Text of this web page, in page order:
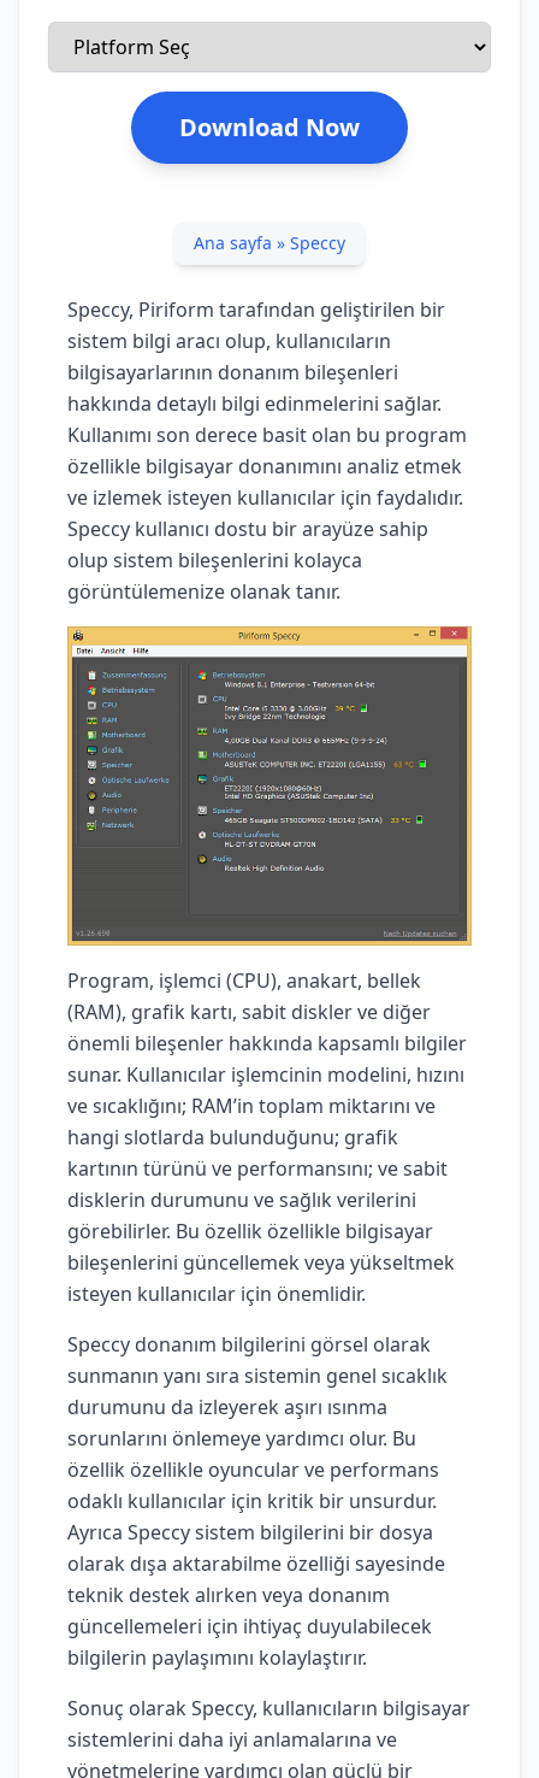
Download Now
Ana sayfa » Speccy
Speccy, Piriform tarafından geliştirilen bir
sistem bilgi aracı olup, kullanıcıların
bilgisayarlarının donanım bileşenleri
hakkında detaylı bilgi edinmelerini sağlar.
Kullanımı son derece basit olan bu program
özellikle bilgisayar donanımını analiz etmek
ve izlemek isteyen kullanıcılar için faydalıdır.
Speccy kullanıcı dostu bir arayüze sahip
olup sistem bileşenlerini kolayca
görüntülemenize olanak tanır.
Program, işlemci (CPU), anakart, bellek
(RAM), grafik kartı, sabit diskler ve diğer
önemli bileşenler hakkında kapsamlı bilgiler
sunar. Kullanıcılar işlemcinin modelini, hızını
ve sıcaklığını; RAM’in toplam miktarını ve
hangi slotlarda bulunduğunu; grafik
kartının türünü ve performansını; ve sabit
disklerin durumunu ve sağlık verilerini
görebilirler. Bu özellik özellikle bilgisayar
bileşenlerini güncellemek veya yükseltmek
isteyen kullanıcılar için önemlidir.
Speccy donanım bilgilerini görsel olarak
sunmanın yanı sıra sistemin genel sıcaklık
durumunu da izleyerek aşırı ısınma
sorunlarını önlemeye yardımcı olur. Bu
özellik özellikle oyuncular ve performans
odaklı kullanıcılar için kritik bir unsurdur.
Ayrıca Speccy sistem bilgilerini bir dosya
olarak dışa aktarabilme özelliği sayesinde
teknik destek alırken veya donanım
güncellemeleri için ihtiyaç duyulabilecek
bilgilerin paylaşımını kolaylaştırır.
Sonuç olarak Speccy, kullanıcıların bilgisayar
sistemlerini daha iyi anlamalarına ve
yönetmelerine yardımcı olan güçlü bir